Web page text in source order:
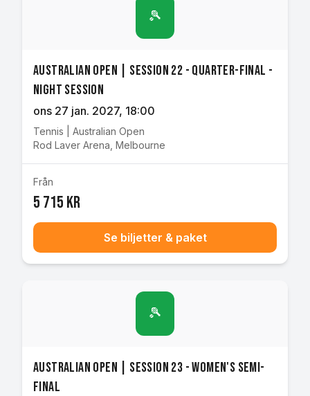
🎾
Australian Open | Session 22 - Quarter-final -
Night Session
ons 27 jan. 2027, 18:00
Tennis
Australian Open
Rod Laver Arena Melbourne
Från
5 715 kr
Se biljetter & paket
🎾
Australian Open | Session 23 - Women's Semi-
final